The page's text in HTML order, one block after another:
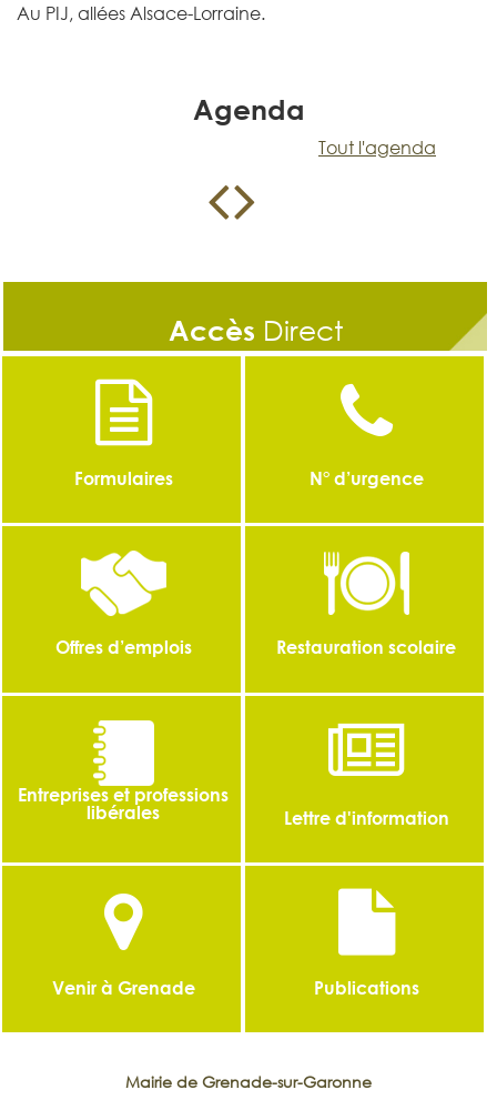
Au PIJ, allées Alsace-Lorraine.
Agenda
Tout l'agenda
Accès Direct
Formulaires N° d’urgence
Offres d’emplois Restauration scolaire
Entreprises et professions
libérales
Lettre d'information
Venir à Grenade Publications
Mairie de Grenade-sur-Garonne